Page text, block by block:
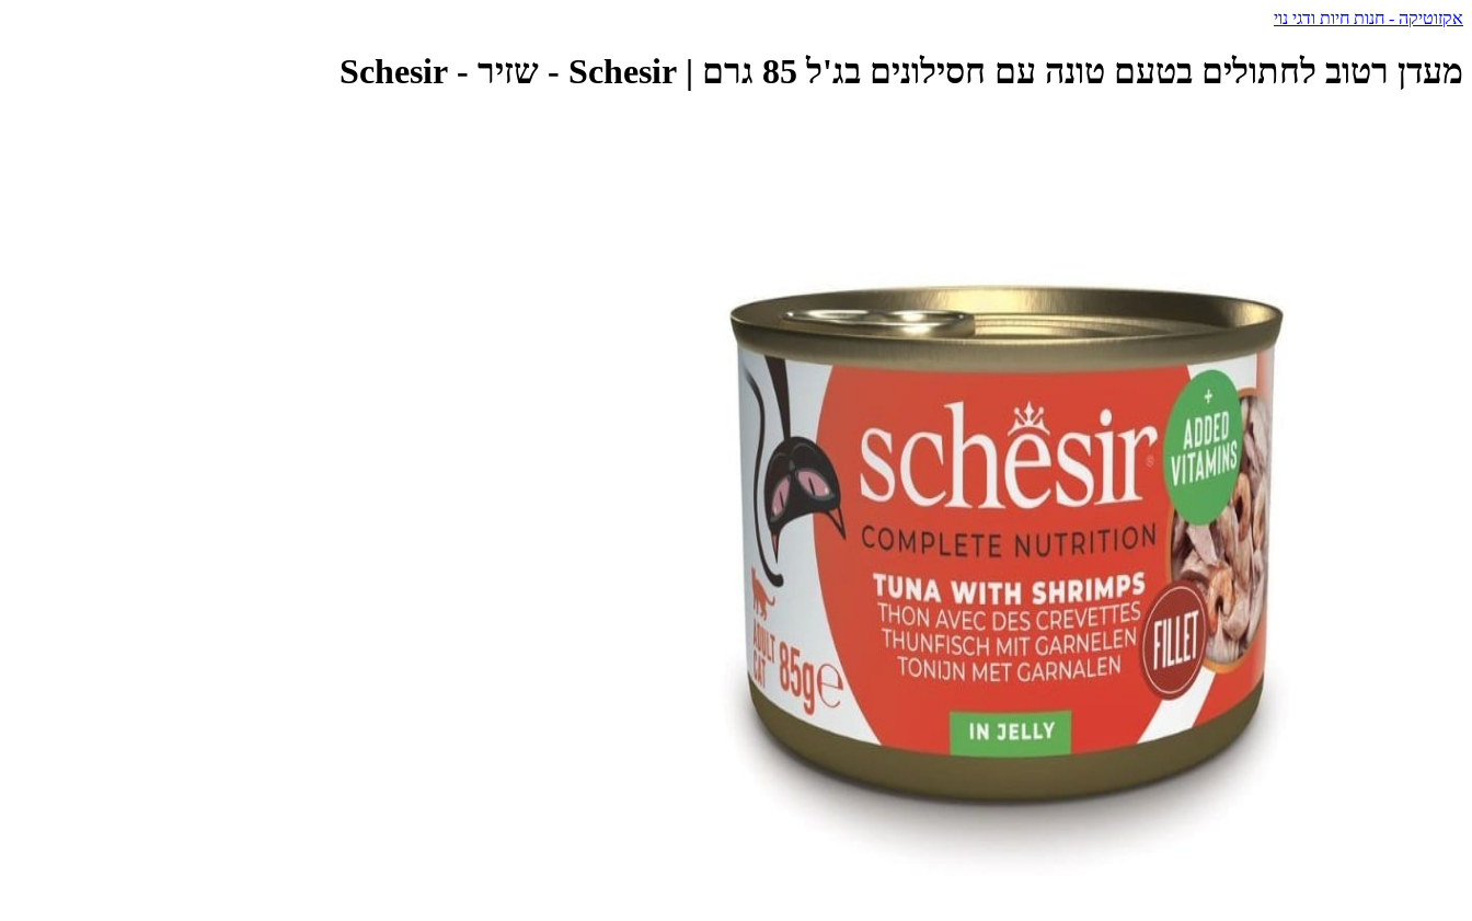
אקזוטיקה - חנות חיות ודגי נוי
מעדן רטוב לחתולים בטעם טונה עם חסילונים בג'ל 85 גרם | Schesir - שזיר - Schesir